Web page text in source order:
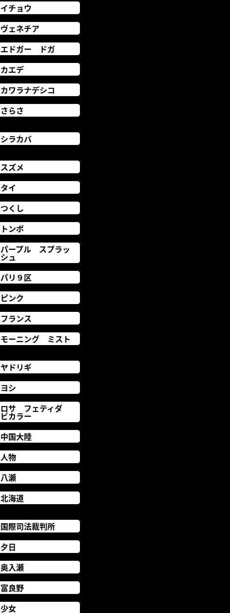
イチョウ
ヴェネチア
エドガー ドガ
カエデ
カワラナデシコ
さらさ
シラカバ
スズメ
タイ
つくし
トンボ
パープル スプラッ
シュ
パリ９区
ピンク
フランス
モーニング ミスト
ヤドリギ
ヨシ
ロサ フェティダ
ビカラー
中国大陸
人物
八瀬
北海道
国際司法裁判所
夕日
奥入瀬
富良野
少女